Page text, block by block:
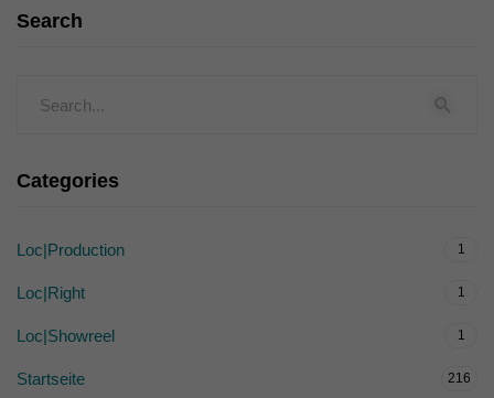
Search
Categories
Loc|Production 1
Loc|Right 1
Loc|Showreel 1
Startseite 216